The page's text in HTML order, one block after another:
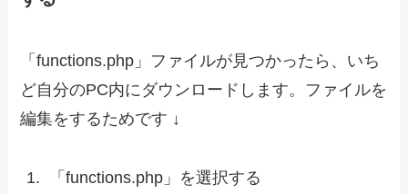
「functions.php」ファイルが見つかったら、いち
ど自分のPC内にダウンロードします。ファイルを
編集をするためです ↓
「functions.php」を選択する